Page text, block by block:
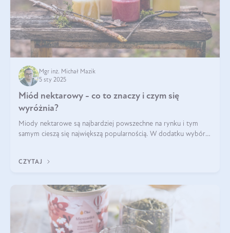
Mgr inż. Michał Mazik
5 sty 2025
Miód nektarowy - co to znaczy i czym się
wyróżnia?
Miody nektarowe są najbardziej powszechne na rynku i tym
samym cieszą się największą popularnością. W dodatku wybór
CZYTAJ